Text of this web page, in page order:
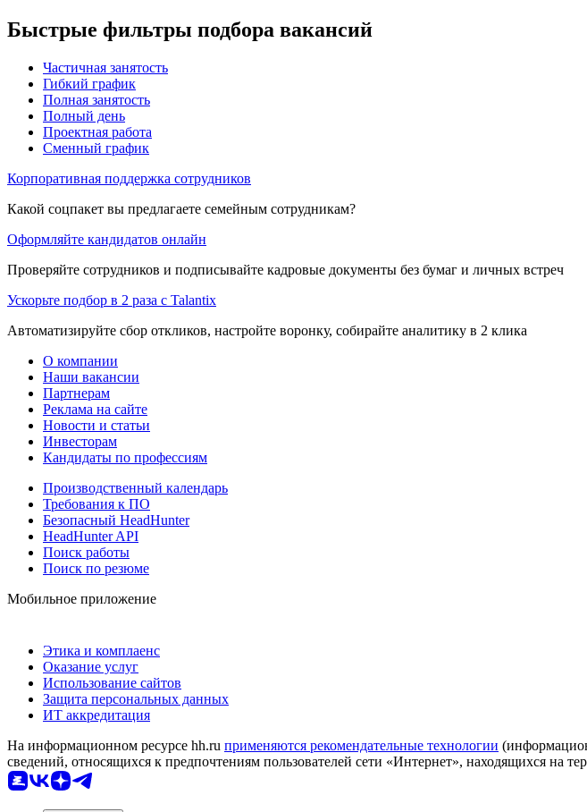
Быстрые фильтры подбора вакансий
Частичная занятость
Гибкий график
Полная занятость
Полный день
Проектная работа
Сменный график
Корпоративная поддержка сотрудников
Какой соцпакет вы предлагаете семейным сотрудникам?
Оформляйте кандидатов онлайн
Проверяйте сотрудников и подписывайте кадровые документы без бумаг и личных встреч
Ускорьте подбор в 2 раза с Talantix
Автоматизируйте сбор откликов, настройте воронку, собирайте аналитику в 2 клика
О компании
Наши вакансии
Партнерам
Реклама на сайте
Новости и статьи
Инвесторам
Кандидаты по профессиям
Производственный календарь
Требования к ПО
Безопасный HeadHunter
HeadHunter API
Поиск работы
Поиск по резюме
Мобильное приложение
Этика и комплаенс
Оказание услуг
Использование сайтов
Защита персональных данных
ИТ аккредитация
На информационном ресурсе hh.ru применяются рекомендательные технологии
сведений, относящихся к предпочтениям пользователей сети «Интернет», находящихся на